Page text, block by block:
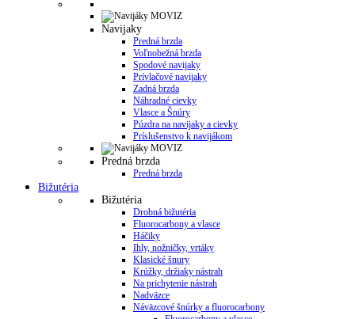
Navijaky
Predná brzda
Voľnobežná brzda
Spodové navijaky
Prívlačové navijaky
Zadná brzda
Náhradné cievky
Vlasce a Šnúry
Púzdra na navijaky a cievky
Príslušenstvo k navijákom
Predná brzda
Predná brzda
Bižutéria
Bižutéria
Drobná bižutéria
Fluorocarbony a vlasce
Háčiky
Ihly, nožničky, vrtáky
Klasické šnury
Krúžky, držiaky nástrah
Na prichytenie nástrah
Nadväzce
Náväzcové šnúrky a fluorocarbony